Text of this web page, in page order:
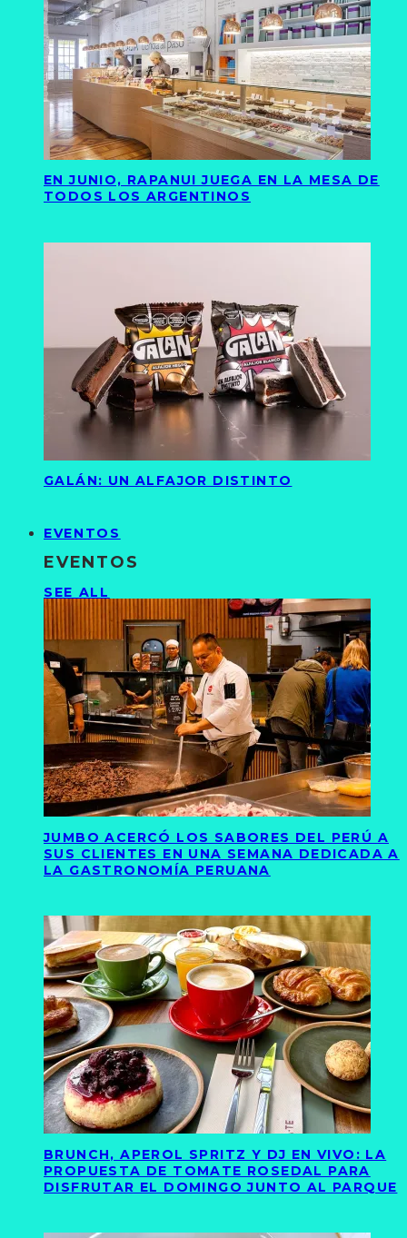
EN JUNIO, RAPANUI JUEGA EN LA MESA DE
TODOS LOS ARGENTINOS
GALÁN: UN ALFAJOR DISTINTO
EVENTOS
EVENTOS
SEE ALL
JUMBO ACERCÓ LOS SABORES DEL PERÚ A
SUS CLIENTES EN UNA SEMANA DEDICADA A
LA GASTRONOMÍA PERUANA
BRUNCH, APEROL SPRITZ Y DJ EN VIVO: LA
PROPUESTA DE TOMATE ROSEDAL PARA
DISFRUTAR EL DOMINGO JUNTO AL PARQUE